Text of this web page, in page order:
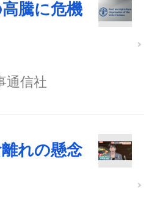
騰に危機
通信社
れの懸念